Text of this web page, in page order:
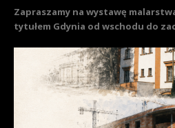
Zapraszamy na wystawę
tytułem Gdynia od wschodu do